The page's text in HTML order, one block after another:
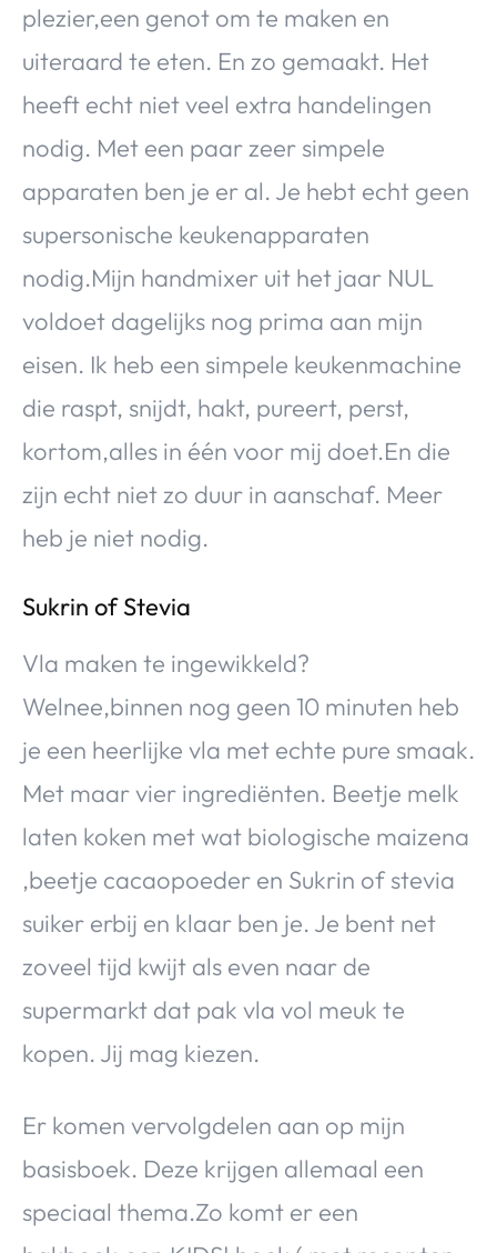
plezier,een genot om te maken en
uiteraard te eten. En zo gemaakt. Het
heeft echt niet veel extra handelingen
nodig. Met een paar zeer simpele
apparaten ben je er al. Je hebt echt geen
supersonische keukenapparaten
nodig.Mijn handmixer uit het jaar NUL
voldoet dagelijks nog prima aan mijn
eisen. Ik heb een simpele keukenmachine
die raspt, snijdt, hakt, pureert, perst,
kortom,alles in één voor mij doet.En die
zijn echt niet zo duur in aanschaf. Meer
heb je niet nodig.
Sukrin of Stevia
Vla maken te ingewikkeld?
Welnee,binnen nog geen 10 minuten heb
je een heerlijke vla met echte pure smaak.
Met maar vier ingrediënten. Beetje melk
laten koken met wat biologische maizena
,beetje cacaopoeder en Sukrin of stevia
suiker erbij en klaar ben je. Je bent net
zoveel tijd kwijt als even naar de
supermarkt dat pak vla vol meuk te
kopen. Jij mag kiezen.
Er komen vervolgdelen aan op mijn
basisboek. Deze krijgen allemaal een
speciaal thema.Zo komt er een